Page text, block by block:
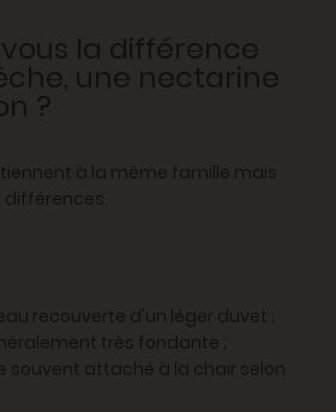
la différence
une nectarine
?
à la même famille mais
recouverte d'un léger duvet ;
très fondante ;
souvent attaché à la chair selon